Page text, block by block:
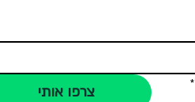
* צרפו אותי